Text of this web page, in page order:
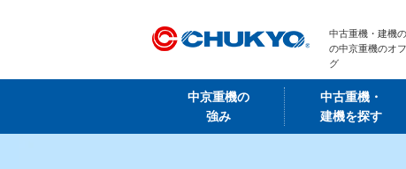
中古重機・建機
の中京重機のオ
グ
中京重機の
強み
中古重機・
建機を探す